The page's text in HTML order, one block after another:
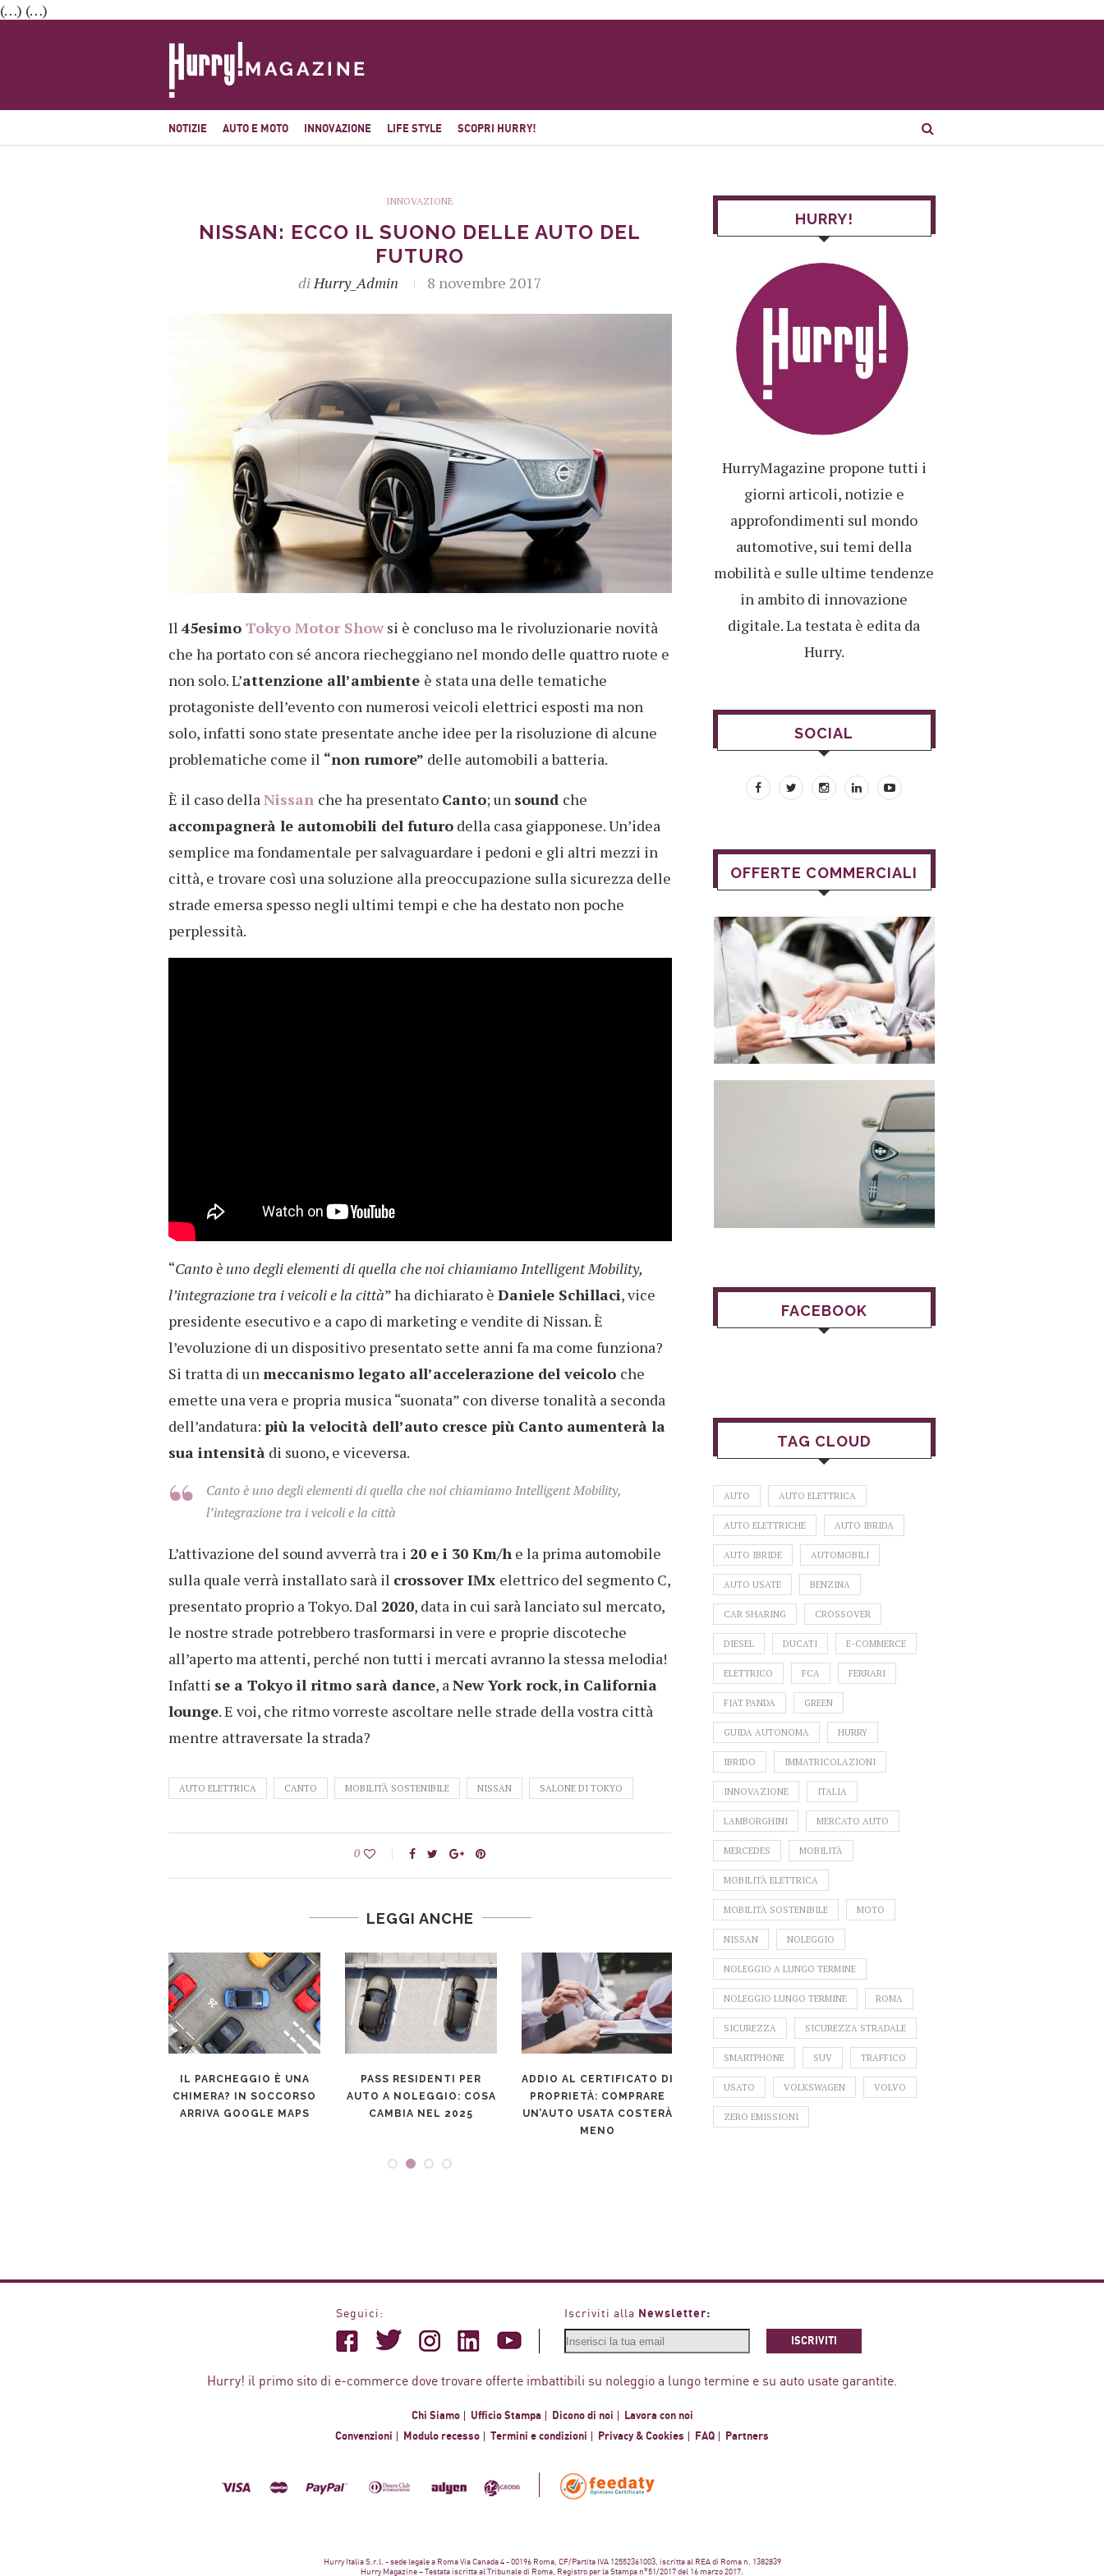
(…) (…)
NOTIZIE AUTO E MOTO INNOVAZIONE LIFE STYLE SCOPRI HURRY!
INNOVAZIONE
NISSAN: ECCO IL SUONO DELLE AUTO DEL
FUTURO
diHurry_Admin 8 novembre 2017
Il 45esimo Tokyo Motor Showsi è concluso ma le rivoluzionarie novità
che ha portato con sé ancora riecheggiano nel mondo delle quattro ruote e
non solo. L’attenzione all’ambiente è stata una delle tematiche
protagoniste dell’evento con numerosi veicoli elettrici esposti ma non
solo, infatti sono state presentate anche idee per la risoluzione di alcune
problematiche come il “non rumore” delle automobili a batteria.
È il caso dellaNissan che ha presentato Canto; un sound che
accompagnerà le automobili del futuro della casa giapponese. Un’idea
semplice ma fondamentale per salvaguardare i pedoni e gli altri mezzi in
città, e trovare così una soluzione alla preoccupazione sulla sicurezza delle
strade emersa spesso negli ultimi tempi e che ha destato non poche
perplessità.
“Canto è uno degli elementi di quella che noi chiamiamo Intelligent Mobility,
l’integrazione tra i veicoli e la città” ha dichiarato è Daniele Schillaci, vice
presidente esecutivo e a capo di marketing e vendite di Nissan. È
l’evoluzione di un dispositivo presentato sette anni fa ma come funziona?
Si tratta di unmeccanismo legato all’accelerazione del veicolo che
emette una vera e propria musica “suonata” con diverse tonalità a seconda
dell’andatura: più la velocità dell’auto cresce più Canto aumenterà la
sua intensità di suono, e viceversa.
Canto è uno degli elementi di quella che noi chiamiamo Intelligent Mobility,
l’integrazione tra i veicoli e la città
L’attivazione del sound avverrà tra i 20 e i 30 Km/h e la prima automobile
sulla quale verrà installato sarà il crossover IMx elettrico del segmento C,
presentato proprio a Tokyo. Dal 2020, data in cui sarà lanciato sul mercato,
le nostre strade potrebbero trasformarsi in vere e proprie discoteche
all’aperto ma attenti, perché non tutti i mercati avranno la stessa melodia!
Infatti se a Tokyo il ritmo sarà dance, aNew York rock,in California
lounge. E voi, che ritmo vorreste ascoltare nelle strade della vostra città
mentre attraversate la strada?
AUTO ELETTRICA CANTO MOBILITÀ SOSTENIBILE NISSAN SALONE DI TOKYO
0
LEGGI ANCHE
IL PARCHEGGIO È UNA
CHIMERA? IN SOCCORSO
ARRIVA GOOGLE MAPS
PASS RESIDENTI PER
AUTO A NOLEGGIO: COSA
CAMBIA NEL 2025
ADDIO AL CERTIFICATO DI
PROPRIETÀ: COMPRARE
UN’AUTO USATA COSTERÀ
MENO
TRAFFICO NATALE E
CAPODANNO 2025:
GIORNI CRITICI E
CONSIGLI DI VIAGGIO
RITIRO DELLA PATENTE:
QUANDO SCATTA, I
HURRY!
HurryMagazine propone tutti i
giorni articoli, notizie e
approfondimenti sul mondo
automotive, sui temi della
mobilità e sulle ultime tendenze
in ambito di innovazione
digitale. La testata è edita da
Hurry.
SOCIAL
OFFERTE COMMERCIALI
FACEBOOK
TAG CLOUD
AUTO AUTO ELETTRICA
AUTO ELETTRICHE AUTO IBRIDA
AUTO IBRIDE AUTOMOBILI
AUTO USATE BENZINA
CAR SHARING CROSSOVER
DIESEL DUCATI E-COMMERCE
ELETTRICO FCA FERRARI
FIAT PANDA GREEN
GUIDA AUTONOMA HURRY
IBRIDO IMMATRICOLAZIONI
INNOVAZIONE ITALIA
LAMBORGHINI MERCATO AUTO
MERCEDES MOBILITÀ
MOBILITÀ ELETTRICA
MOBILITÀ SOSTENIBILE MOTO
NISSAN NOLEGGIO
NOLEGGIO A LUNGO TERMINE
NOLEGGIO LUNGO TERMINE ROMA
SICUREZZA SICUREZZA STRADALE
SMARTPHONE SUV TRAFFICO
USATO VOLKSWAGEN VOLVO
ZERO EMISSIONI
Seguici: Iscriviti alla Newsletter:
ISCRIVITI
Hurry! il primo sito di e-commerce dove trovare offerte imbattibili su noleggio a lungo termine e su auto usate garantite.
Chi Siamo Ufficio Stampa Dicono di noi
Lavora con noi
Convenzioni
Modulo recesso Termini e condizioni Privacy & Cookies FAQ Partners
Hurry Italia S.r.l. - sede legale a Roma Via Canada 4 - 00196 Roma, CF/Partita IVA 12552361003, iscritta al REA di Roma n. 1382839
Hurry Magazine – Testata iscritta al Tribunale di Roma, Registro per la Stampa n°51/2017 del 16 marzo 2017.